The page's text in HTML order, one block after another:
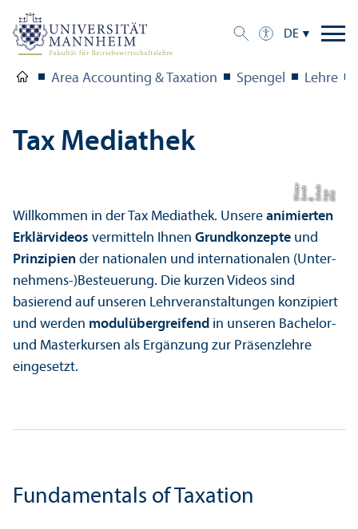
DE
Area Accounting & Taxation Spengel Lehre
Tax Mediathek
Bil
d:
I
n g
a
S
c h
ul z
& S a
r
a
h Wi
n
t
e
r
Willkommen in der Tax Mediathek. Unsere animierten
Erklärvideos vermitteln Ihnen Grundkonzepte und
Prinzipien der nationalen und internationalen (Unter­
nehmens-)Besteuerung. Die kurzen Videos sind
basierend auf unseren Lehr­veranstaltungen konzipiert
und werden modul­übergreifend in unseren Bachelor-
und Master­kursen als Ergänzung zur Präsenzlehre
eingesetzt.
Fundamentals of Taxation